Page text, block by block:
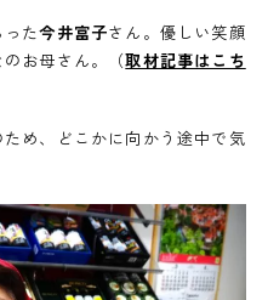
った今井富子さん。優しい笑顔
お母さん。（取材記事はこち
め、どこかに向かう途中で気